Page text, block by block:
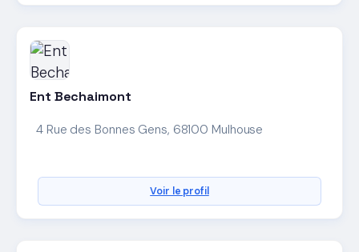
Ent Bechaimont
4 Rue des Bonnes Gens, 68100 Mulhouse
Voir le profil